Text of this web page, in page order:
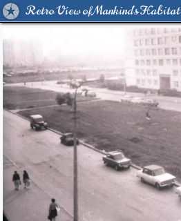
Retro View of Mankind's Habitat